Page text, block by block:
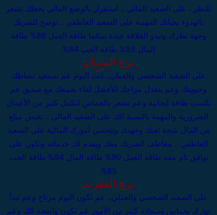
للنظر . على الصعيد المالي .. استقرار بالوضع المالي يجعلك تشعر
بالهدوء بحياتك المهنية على الصعيد العاطفي .. توضح للشريك
وجهة نظرك وتبدو العلاقة جيدة بينكما طاقة العمل 86%
طاقة
المال 85%
طاقة الحب 84%
برج الميزان
على الصعيد الشخصي والعملي.. انت اليوم عم تستعيد نشاطك
وحيويتك وعم يتعدل مزاجك للأفضل لقاء بجمعك مع صديق عم
تكسب طاقة إيجابية وعم تشعر بالحماس لتكمل كتير من الأعمال
الضرورية والمهمة بالنسبة الك على الصعيد المالي .. تقبض مبلغ
من المال نتيجة تعبك وجهدك وتتحسن أمورك المالية على الصعيد
العاطفي .. يتعاطف الشريك معك ويقدم لك خدماته وتكون على
توافق تام معه طاقة العمل 90% طاقة المال 84%
طاقة الحب
85%
برج العقرب
على الصعيد الشخصي والعملي.. عم تكون اليوم مرتاح وعم تبدأ
نهارك بحماس وسعادة كتير من الأمور عم تكون واضحة الك وعم